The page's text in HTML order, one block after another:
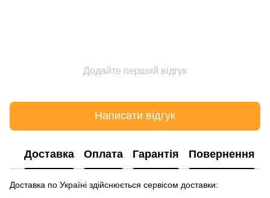
Додайте перший відгук
Написати відгук
Доставка Оплата Гарантія Повернення
Доставка по Україні здійснюється сервісом доставки: